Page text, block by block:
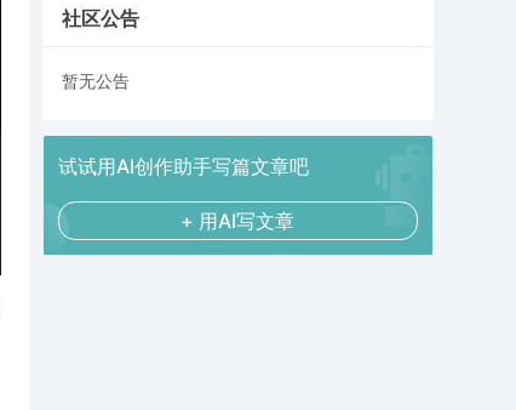
社区公告
暂无公告
试试用AI创作助手写篇文章吧
+ 用AI写文章